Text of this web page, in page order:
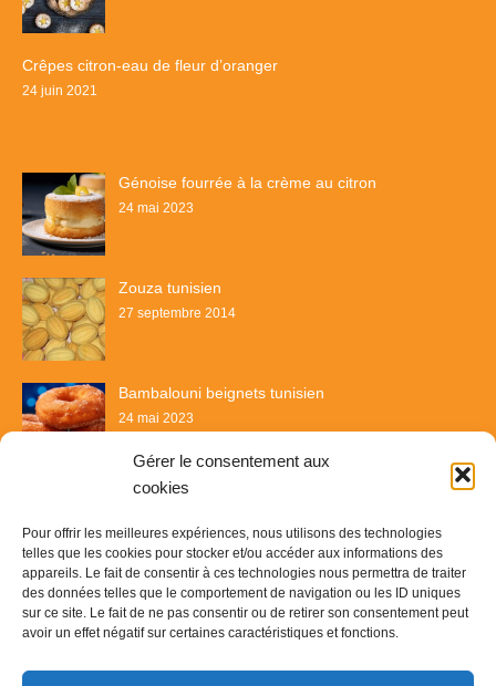
Gérer le consentement aux
cookies
Pour offrir les meilleures expériences, nous utilisons des technologies
telles que les cookies pour stocker et/ou accéder aux informations des
appareils. Le fait de consentir à ces technologies nous permettra de traiter
des données telles que le comportement de navigation ou les ID uniques
sur ce site. Le fait de ne pas consentir ou de retirer son consentement peut
avoir un effet négatif sur certaines caractéristiques et fonctions.
Crêpes citron-eau de fleur d’oranger
24 juin 2021
Génoise fourrée à la crème au citron
24 mai 2023
Zouza tunisien
27 septembre 2014
Bambalouni beignets tunisien
24 mai 2023